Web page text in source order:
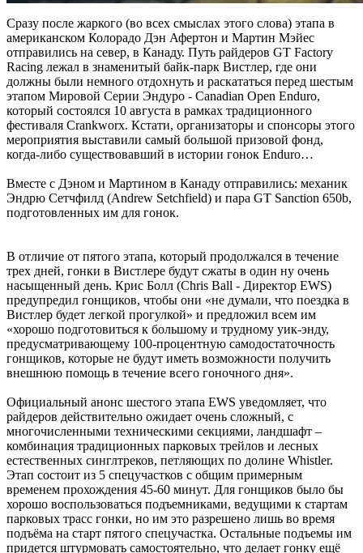
Сразу после жаркого (во всех смыслах этого слова) этапа в
американском Колорадо Дэн Афертон и Мартин Мэйес
отправились на север, в Канаду. Путь райдеров GT Factory
Racing лежал в знаменитый байк-парк Вистлер, где они
должны были немного отдохнуть и раскататься перед шестым
этапом Мировой Серии Эндуро - Canadian Open Enduro,
который состоялся 10 августа в рамках традиционного
фестиваля Crankworx. Кстати, организаторы и спонсоры этого
мероприятия выставили самый большой призовой фонд,
когда-либо существовавший в истории гонок Enduro…
Вместе с Дэном и Мартином в Канаду отправились: механик
Эндрю Сетчфилд (Andrew Setchfield) и пара GT Sanction 650b,
подготовленных им для гонок.
В отличие от пятого этапа, который продолжался в течение
трех дней, гонки в Вистлере будут сжаты в один ну очень
насыщенный день. Крис Болл (Chris Ball - Директор EWS)
предупредил гонщиков, чтобы они «не думали, что поездка в
Вистлер будет легкой прогулкой» и предложил всем им
«хорошо подготовиться к большому и трудному уик-энду,
предусматривающему 100-процентную самодостаточность
гонщиков, которые не будут иметь возможности получить
внешнюю помощь в течение всего гоночного дня».
Официальный анонс шестого этапа EWS уведомляет, что
райдеров действительно ожидает очень сложный, с
многочисленными техническими секциями, ландшафт –
комбинация традиционных парковых трейлов и лесных
естественных синглтреков, петляющих по долине Whistler.
Этап состоит из 5 спецучастков с общим примерным
временем прохождения 45-60 минут. Для гонщиков было бы
хорошо воспользоваться подъемниками, ведущими к стартам
парковых трасс гонки, но им это разрешено лишь во время
подъёма на старт пятого спецучастка. Остальные подъемы им
придется штурмовать самостоятельно, что делает гонку ещё